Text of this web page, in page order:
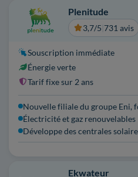
Plenitude
3,7/5 731 avis
Souscription immédiate
Énergie verte
Tarif fixe sur 2 ans
Nouvelle filiale du groupe Eni,
Électricité et gaz renouvelables
Développe des centrales
Ekwateur